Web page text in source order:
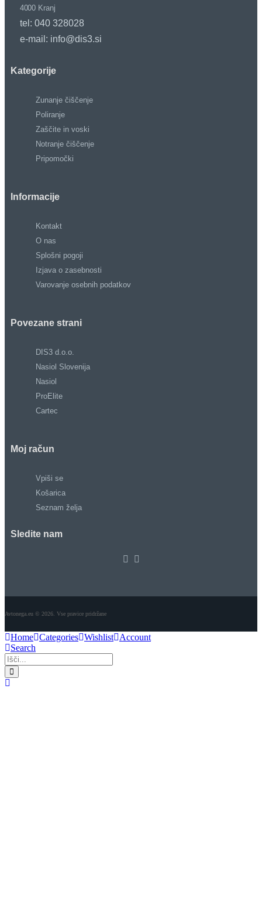
4000 Kranj
tel: 040 328028
e-mail: info@dis3.si
Kategorije
Zunanje čiščenje
Poliranje
Zaščite in voski
Notranje čiščenje
Pripomočki
Informacije
Kontakt
O nas
Splošni pogoji
Izjava o zasebnosti
Varovanje osebnih podatkov
Povezane strani
DIS3 d.o.o.
Nasiol Slovenija
Nasiol
ProElite
Cartec
Moj račun
Vpiši se
Košarica
Seznam želja
Sledite nam
Avtonega.eu © 2026. Vse pravice pridržane
Home Categories Wishlist
Account
Search